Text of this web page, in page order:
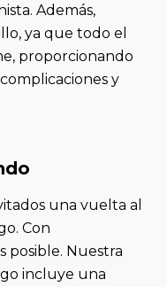
Además,
ya que todo el
proporcionando
y
una vuelta al
Con
posible. Nuestra
incluye una